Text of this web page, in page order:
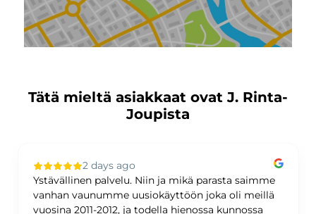
Tätä mieltä asiakkaat ovat J. Rinta-
Joupista
2 days ago
Ystävällinen palvelu. Niin ja mikä parasta saimme
vanhan vaunumme uusiokäyttöön joka oli meillä
vuosina 2011-2012, ja todella hienossa kunnossa